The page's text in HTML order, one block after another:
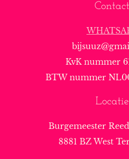
Contact
KvK nummer
BTW nummer
Locatie
Burgemeester
8881 BZ West